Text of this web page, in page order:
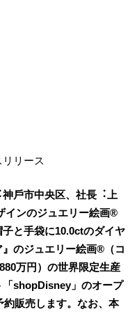
リース
⼾市中央区、社⻑︓上
インのジュエリー絵画®︎
と手袋に10.0ctのダイヤ
のジュエリー絵画®︎（コ
万円）の世界限定生産
「shopDisney」のオープ
約販売します。なお、本